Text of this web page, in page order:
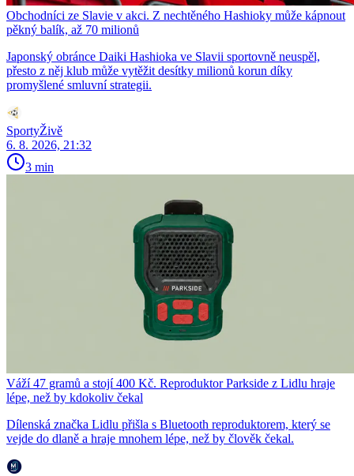
Obchodníci ze Slavie v akci. Z nechtěného Hashioky může kápnout
pěkný balík, až 70 milionů
Japonský obránce Daiki Hashioka ve Slavii sportovně neuspěl,
přesto z něj klub může vytěžit desítky milionů korun díky
promyšlené smluvní strategii.
SportyŽivě
6. 8. 2026, 21:32
3 min
Váží 47 gramů a stojí 400 Kč. Reproduktor Parkside z Lidlu hraje
lépe, než by kdokoliv čekal
Dílenská značka Lidlu přišla s Bluetooth reproduktorem, který se
vejde do dlaně a hraje mnohem lépe, než by člověk čekal.